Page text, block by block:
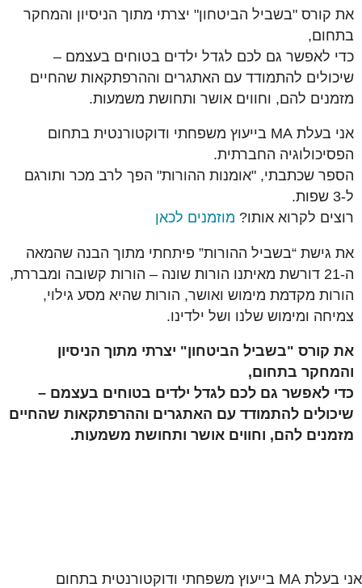
את קורס "בשביל הביטחון" יצרתי מתוך הניסיון והמחקר
בתחום,
כדי לאפשר גם לכם לגדל ילדים בטוחים בעצמם –
שיכולים להתמודד עם האתגרים וההרפתקאות שהחיים
מזמנים להם, וחווים אושר ותחושת משמעות.
אני בעלת MA בייעוץ משפחתי ודוקטורנטית בתחום
הפסיכולוגיה החברתית.
הספר שכתבתי, "אומנות ההורות" הפך לרב מכר ותורגם
ל-3 שפות.
רוצים לקרוא אותו? מוזמנים לכאן
את גישת “בשביל ההורות” פיתחתי מתוך הבנה שהמאה
ה-21 דורשת מאיתנו הורות שונה – הורות קשובה ומבררת,
הורות מקדמת מימוש ואושר, הורות שהיא מסע גילוי,
צמיחה ומימוש שלנו ושל ילדינו.
את קורס "בשביל הביטחון" יצרתי מתוך הניסיון
והמחקר בתחום,
כדי לאפשר גם לכם לגדל ילדים בטוחים בעצמם –
שיכולים להתמודד עם האתגרים וההרפתקאות שהחיים
מזמנים להם, וחווים אושר ותחושת משמעות.
אני בעלת MA בייעוץ משפחתי ודוקטורנטית בתחום